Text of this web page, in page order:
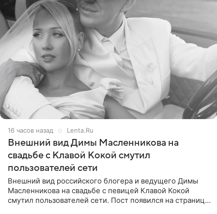
16 часов назад Lenta.Ru
Внешний вид Димы Масленникова на
свадьбе с Клавой Кокой смутил
пользователей сети
Внешний вид российского блогера и ведущего Димы
Масленникова на свадьбе с певицей Клавой Кокой
смутил пользователей сети. Пост появился на странице